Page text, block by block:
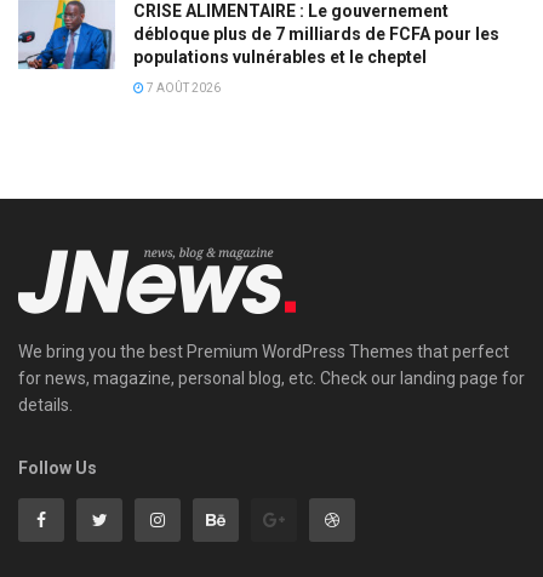
CRISE ALIMENTAIRE : Le gouvernement
débloque plus de 7 milliards de FCFA pour les
populations vulnérables et le cheptel
7 AOÛT 2026
We bring you the best Premium WordPress Themes that perfect
for news, magazine, personal blog, etc. Check our landing page for
details.
Follow Us